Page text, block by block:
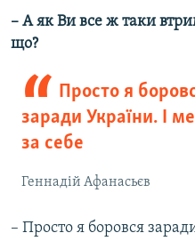
– А як Ви все ж таки
що?
Просто я
заради України. І
за себе
Геннадій Афанасьєв
– Просто я боровся